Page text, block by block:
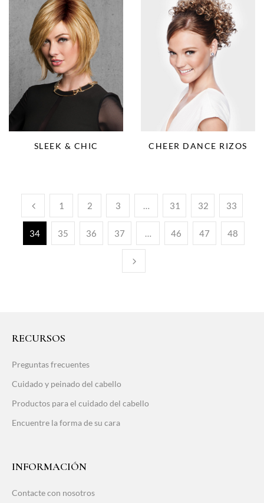
SLEEK & CHIC CHEER DANCE RIZOS
1 2 3 … 31 32 33
34 35 36 37 … 46 47 48
RECURSOS
Preguntas frecuentes
Cuidado y peinado del cabello
Productos para el cuidado del cabello
Encuentre la forma de su cara
INFORMACIÓN
Contacte con nosotros